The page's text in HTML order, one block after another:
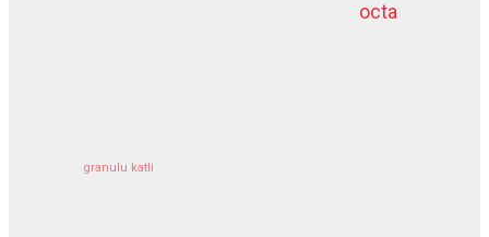
octa
granulu katli
dziļurbums